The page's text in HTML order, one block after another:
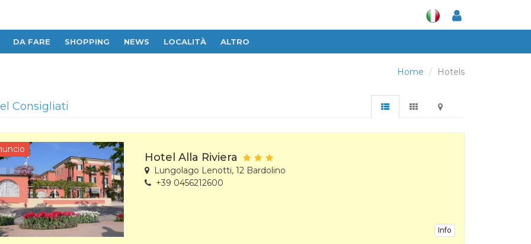
DA FARE SHOPPING NEWS LOCALITÀ ALTRO
Home Hotels
Consigliati
Hotel Alla Riviera
Lungolago Lenotti, 12 Bardolino
+39 0456212600
Info